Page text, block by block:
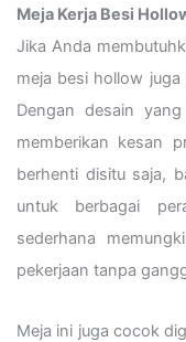
Meja Kerja Besi
Jika Anda
meja besi hollow
Dengan desain
memberikan kesan
berhenti disitu saja,
untuk berbagai
sederhana
pekerjaan tanpa
Meja ini juga cocok